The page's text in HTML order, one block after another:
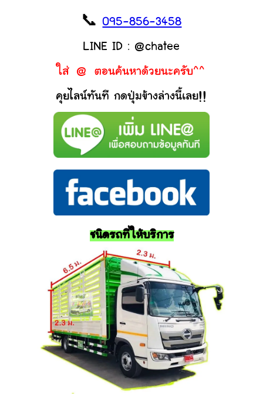
📞095-856-3458
LINE ID : @chatee
ใส่ @ ตอนค้นหาด้วยนะครับ^^
คุยไลน์ทันที กดปุ่มข้างล่างนี้เลย!!
ชนิดรถที่ให้บริการ